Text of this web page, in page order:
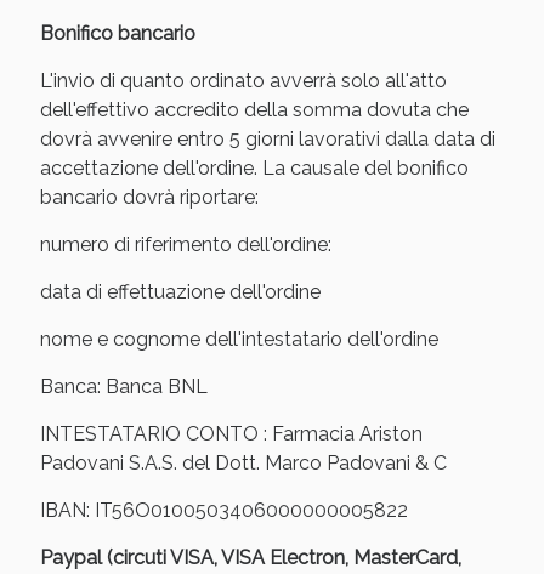
Bonifico bancario
L'invio di quanto ordinato avverrà solo all'atto
dell'effettivo accredito della somma dovuta che
dovrà avvenire entro 5 giorni lavorativi dalla data di
accettazione dell'ordine. La causale del bonifico
bancario dovrà riportare:
numero di riferimento dell'ordine:
data di effettuazione dell'ordine
nome e cognome dell'intestatario dell'ordine
Banca: Banca BNL
INTESTATARIO CONTO : Farmacia Ariston
Padovani S.A.S. del Dott. Marco Padovani & C
IBAN: IT56O0100503406000000005822
Paypal (circuti VISA, VISA Electron, MasterCard,
Sconto fino al 55% disponibile oggi!
Vie Urinarie e Prostata: Sconti fino al 45% oggi!